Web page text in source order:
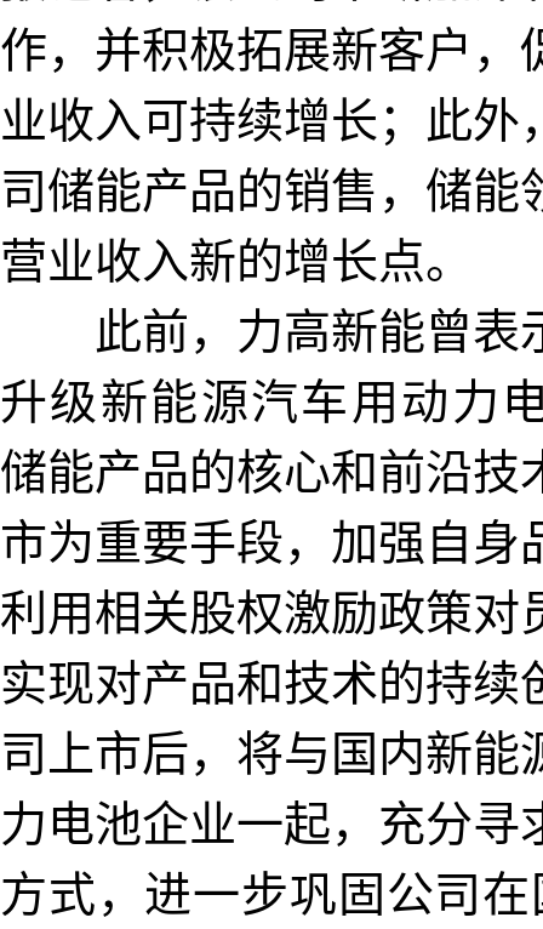
作，并积极拓展新客户，
业收入可持续增长；此外
司储能产品的销售，储能
营业收入新的增长点。
此前，力高新能曾表
升级新能源汽车用动力
储能产品的核心和前沿技
市为重要手段，加强自身
利用相关股权激励政策对
实现对产品和技术的持续
司上市后，将与国内新能
力电池企业一起，充分寻
方式，进一步巩固公司